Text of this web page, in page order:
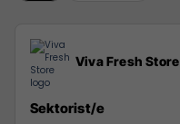
Viva Fresh Store
Sektorist/e